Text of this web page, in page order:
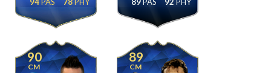
90
CM
89
CM